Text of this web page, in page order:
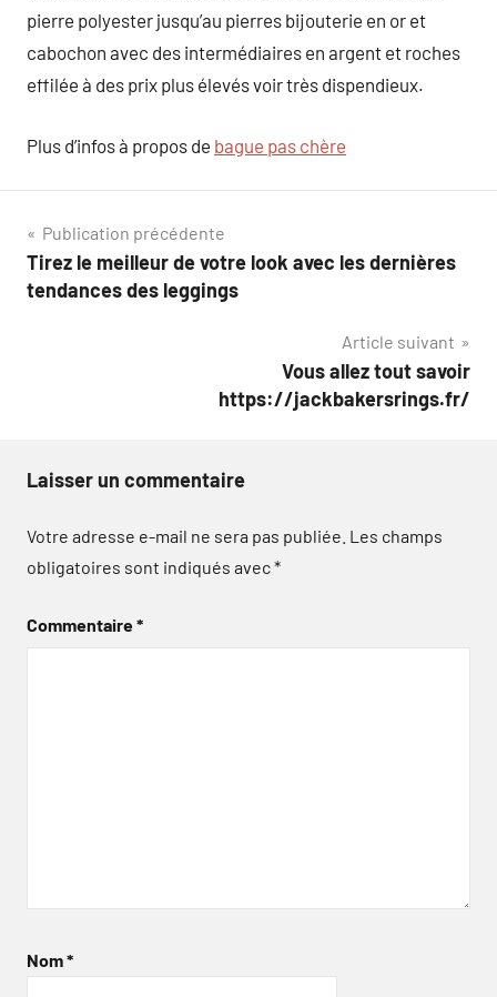
pierre polyester jusqu’au pierres bijouterie en or et
cabochon avec des intermédiaires en argent et roches
effilée à des prix plus élevés voir très dispendieux.
Plus d’infos à propos de bague pas chère
Navigation
de
Publication précédente
Tirez le meilleur de votre look avec les dernières
tendances des leggings
Article suivant
Vous allez tout savoir
https://jackbakersrings.fr/
Laisser un commentaire
Votre adresse e-mail ne sera pas publiée. Les champs
obligatoires sont indiqués avec*
Commentaire*
Nom*